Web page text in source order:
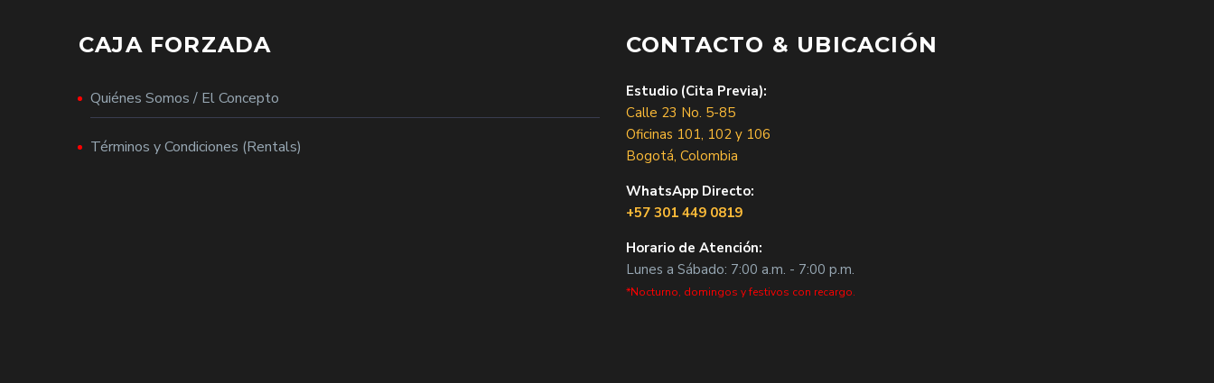
CAJA FORZADA
Quiénes Somos / El Concepto
Términos y Condiciones (Rentals)
CONTACTO & UBICACIÓN
Estudio (Cita Previa):
Calle 23 No. 5-85
Oficinas 101, 102 y 106
Bogotá, Colombia
WhatsApp Directo:
+57 301 449 0819
Horario de Atención:
Lunes a Sábado: 7:00 a.m. - 7:00 p.m.
*Nocturno, domingos y festivos con recargo.